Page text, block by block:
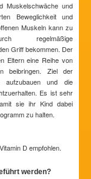
Muskelschwäche und
Beweglichkeit und
Muskeln kann zu
regelmäßige
Griff bekommen. Der
Eltern eine Reihe von
beibringen. Ziel der
aufzubauen und die
Es ist sehr
sie ihr Kind dabei
zu halten.
D empfohlen.
werden?